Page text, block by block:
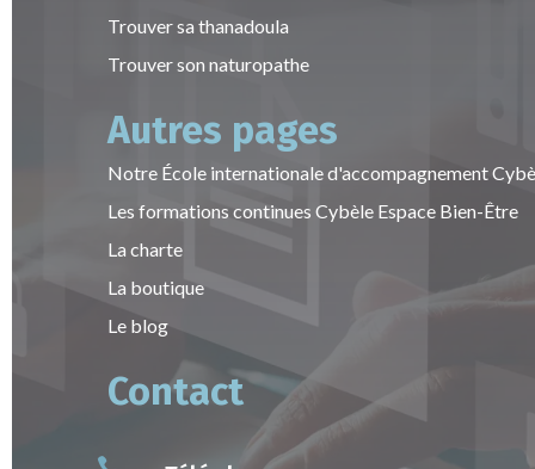
Trouver sa thanadoula
Trouver son naturopathe
Autres pages
Notre École internationale d'accompagnement
Les formations continues Cybèle Espace Bien-Être
La charte
La boutique
Le blog
Contact